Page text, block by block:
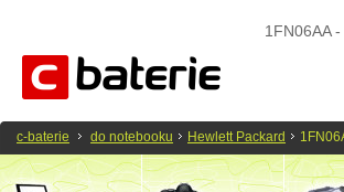
1FN06AA
c-baterie do notebooku Hewlett Packard